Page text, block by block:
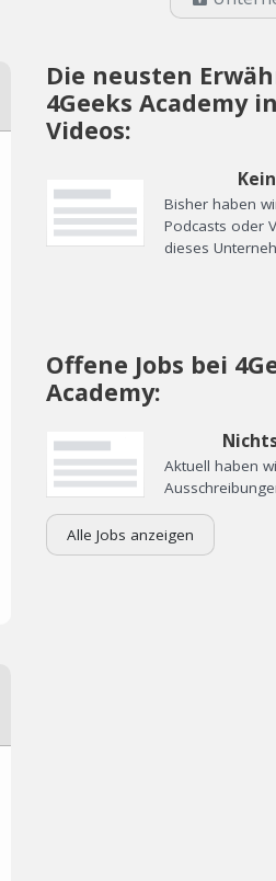
Die neusten
4Geeks Academy
Videos:
Bisher haben
Podcasts oder
dieses
Offene Jobs bei
Academy:
Aktuell haben
Alle Jobs anzeigen